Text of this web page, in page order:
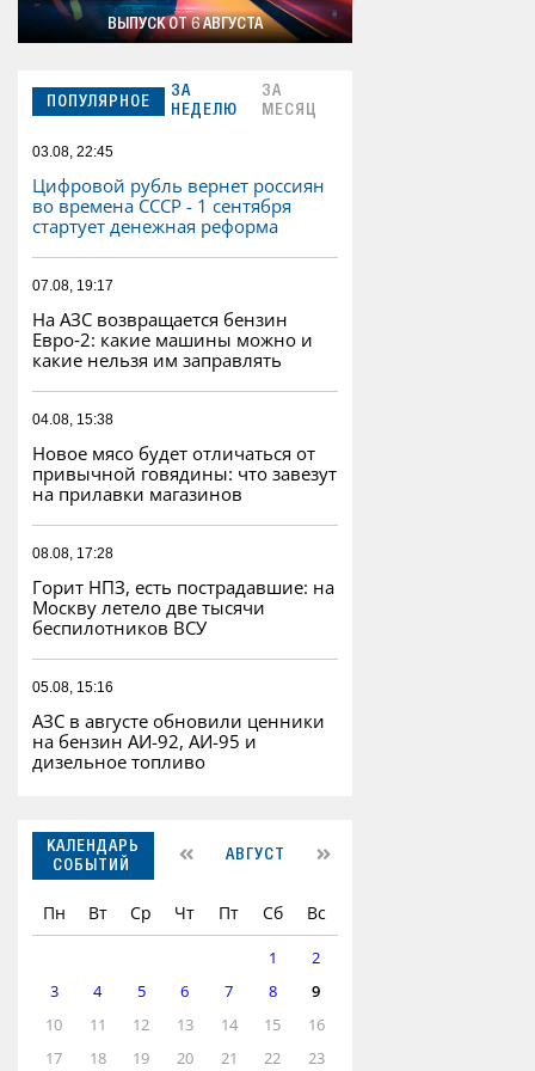
ВЫПУСК ОТ 6 АВГУСТА
ПОПУЛЯРНОЕ
ЗА
НЕДЕЛЮ
ЗА
МЕСЯЦ
03.08, 22:45
Цифровой рубль вернет россиян
во времена СССР - 1 сентября
стартует денежная реформа
07.08, 19:17
На АЗС возвращается бензин
Евро‑2: какие машины можно и
какие нельзя им заправлять
04.08, 15:38
Новое мясо будет отличаться от
привычной говядины: что завезут
на прилавки магазинов
08.08, 17:28
Горит НПЗ, есть пострадавшие: на
Москву летело две тысячи
беспилотников ВСУ
05.08, 15:16
АЗС в августе обновили ценники
на бензин АИ-92, АИ-95 и
дизельное топливо
КАЛЕНДАРЬ
СОБЫТИЙ
АВГУСТ
Пн Вт Ср Чт Пт Сб Вс
1
2
3
4 5 6 7 8
9
10
11 12 13 14 15
16
17
18 19 20 21 22 23